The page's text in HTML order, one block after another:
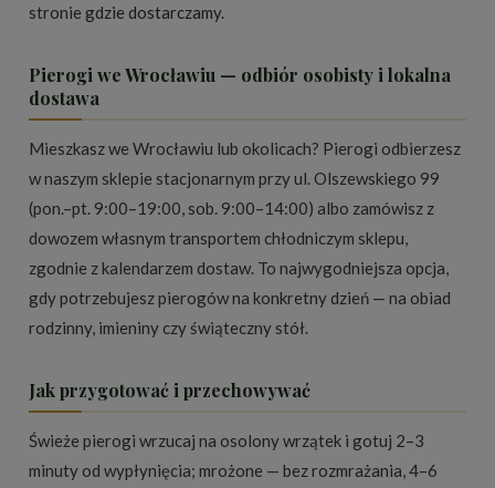
stronie gdzie dostarczamy.
Pierogi we Wrocławiu — odbiór osobisty i lokalna
dostawa
Mieszkasz we Wrocławiu lub okolicach? Pierogi odbierzesz
w naszym sklepie stacjonarnym przy ul. Olszewskiego 99
(pon.–pt. 9:00–19:00, sob. 9:00–14:00) albo zamówisz z
dowozem własnym transportem chłodniczym sklepu,
zgodnie z kalendarzem dostaw. To najwygodniejsza opcja,
gdy potrzebujesz pierogów na konkretny dzień — na obiad
rodzinny, imieniny czy świąteczny stół.
Jak przygotować i przechowywać
Świeże pierogi wrzucaj na osolony wrzątek i gotuj 2–3
minuty od wypłynięcia; mrożone — bez rozmrażania, 4–6